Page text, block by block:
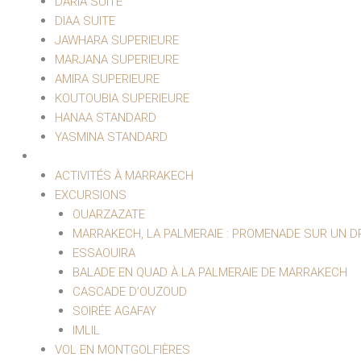
DIAA SUITE
JAWHARA SUPERIEURE
MARJANA SUPERIEURE
AMIRA SUPERIEURE
KOUTOUBIA SUPERIEURE
HANAA STANDARD
YASMINA STANDARD
ACTIVITÉS À MARRAKECH
EXCURSIONS
OUARZAZATE
MARRAKECH, LA PALMERAIE : PROMENADE SUR UN
ESSAOUIRA
BALADE EN QUAD À LA PALMERAIE DE MARRAKECH
CASCADE D’OUZOUD
SOIRÉE AGAFAY
IMLIL
VOL EN MONTGOLFIÈRES